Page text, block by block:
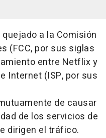
a la Comisión
(FCC, por sus siglas
entre Netflix y
Internet (ISP, por sus
de causar
de los servicios de
dirigen el tráfico.